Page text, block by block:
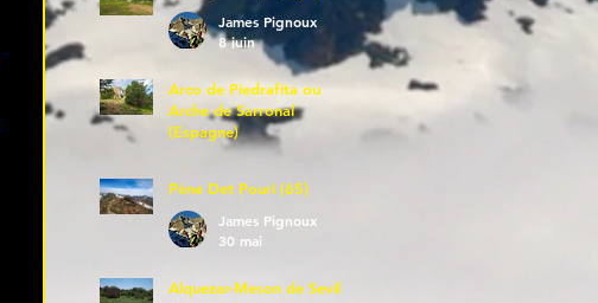
James Pignoux
8 juin
Arco de Piedrafita ou
Arche de Sarronal
(Espagne)
7 juin
Pène Det Pouri (65)
James Pignoux
30 mai
Alquezar-Meson de Sevil